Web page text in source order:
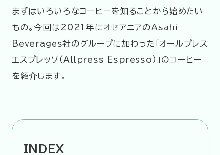
企業情報 ニュースリリース
プライバシーポリシー 推奨環境
まずはいろいろなコーヒーを知ることから始めたい
もの。今回は2021年にオセアニアのAsahi
Beverages社のグループに加わった「オールプレス
エスプレッソ（Allpress Espresso）」のコーヒー
を紹介します。
INDEX